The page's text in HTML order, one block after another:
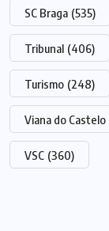
SC Braga (535)
Tribunal (406)
Turismo (248)
Viana do Castelo
VSC (360)